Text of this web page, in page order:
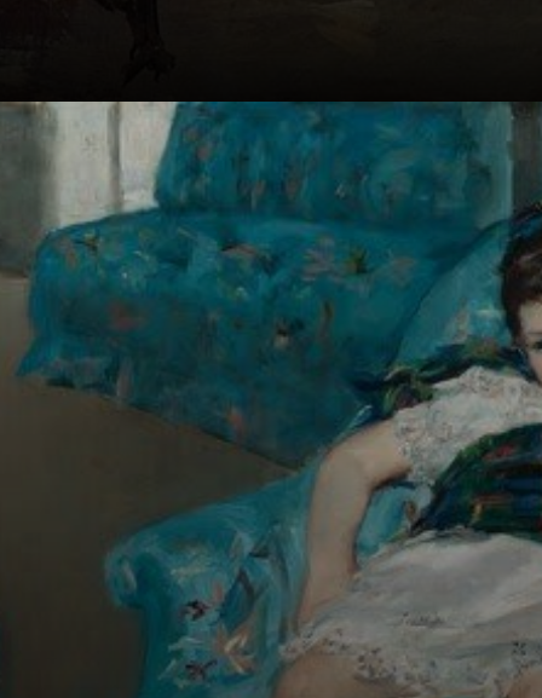
In ihren Gemälden
sind die Figuren
gebildet,
nachdenklich,
kreativ oder
gesprächig.